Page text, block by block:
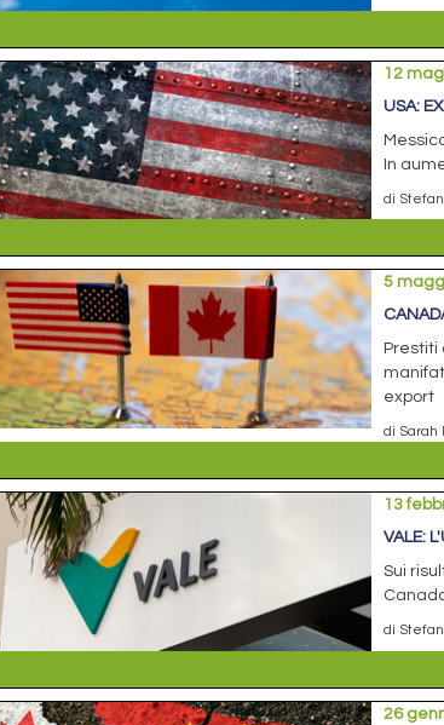
12
USA:
In
di
5
Prestiti
export
di Sarah
13
VALE:
Sui
di
26